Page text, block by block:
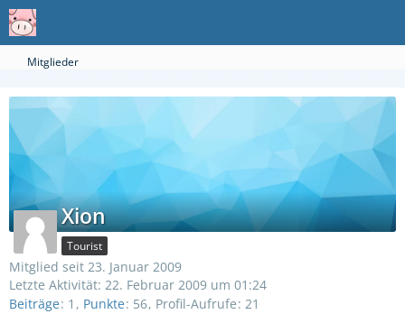
Mitglieder
Xion
Tourist
Mitglied seit 23. Januar 2009
Letzte Aktivität: 22. Februar 2009 um 01:24
Beiträge 1 Punkte 56 Profil-Aufrufe 21